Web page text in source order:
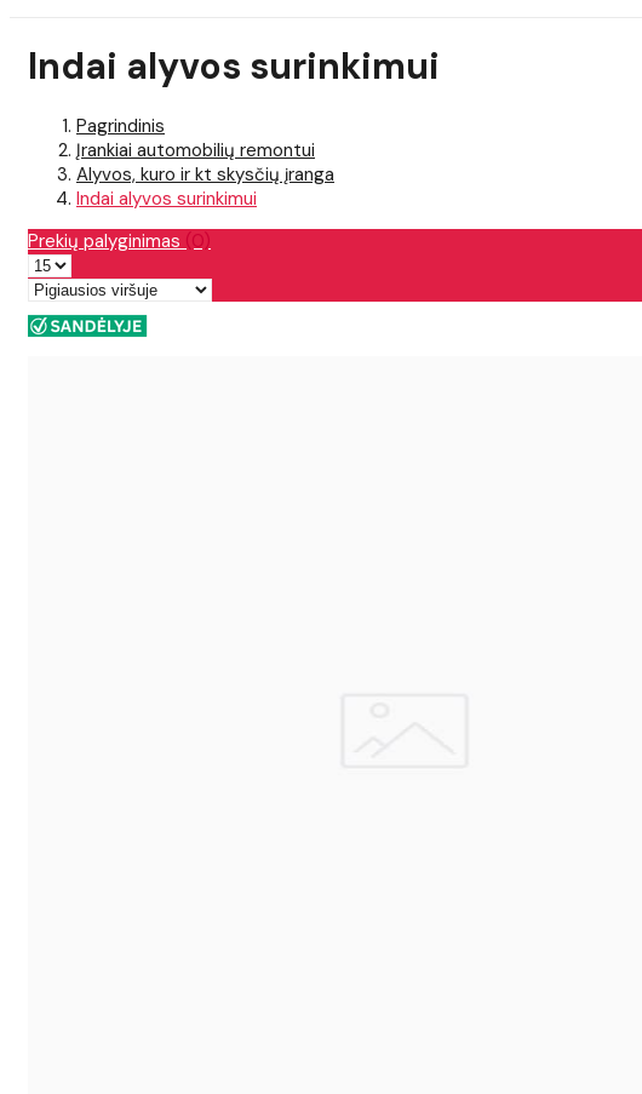
Indai alyvos surinkimui
Pagrindinis
Įrankiai automobilių remontui
Alyvos, kuro ir kt skysčių įranga
Indai alyvos surinkimui
Prekių palyginimas (0)